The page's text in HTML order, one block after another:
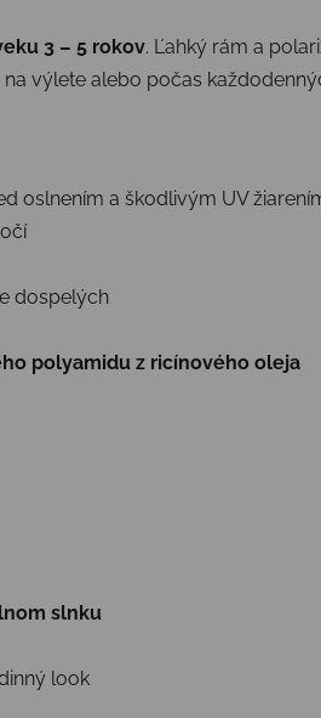
3 – 5 rokov. Ľahký rám a
výlete alebo počas
oslnením a škodlivým UV
dospelých
polyamidu z ricínového oleja
slnku
look